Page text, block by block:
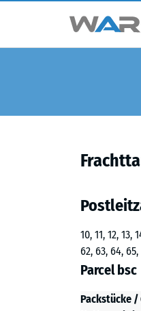
10, 11, 12, 13,
62, 63, 64, 65,
Parcel bsc
Packstücke /